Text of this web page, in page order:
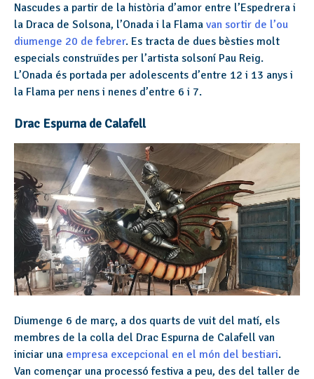
Nascudes a partir de la història d’amor entre l’Espedrera i
la Draca de Solsona, l’Onada i la Flama van sortir de l’ou
diumenge 20 de febrer. Es tracta de dues bèsties molt
especials construïdes per l’artista solsoní Pau Reig.
L’Onada és portada per adolescents d’entre 12 i 13 anys i
la Flama per nens i nenes d’entre 6 i 7.
Drac Espurna de Calafell
Diumenge 6 de març, a dos quarts de vuit del matí, els
membres de la colla del Drac Espurna de Calafell van
iniciar una empresa excepcional en el món del bestiari.
Van començar una processó festiva a peu, des del taller de